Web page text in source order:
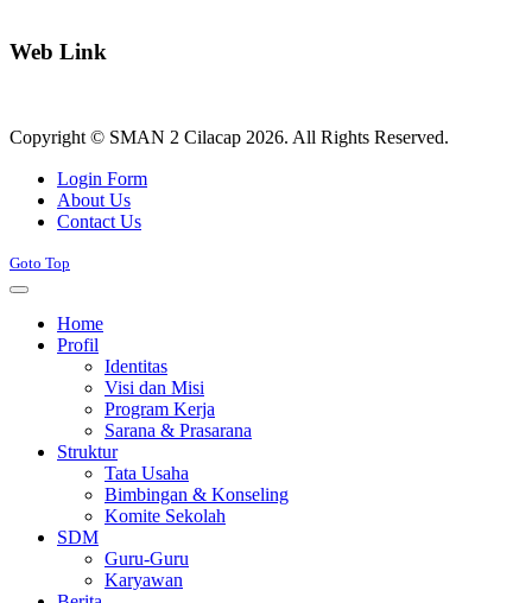
Web Link
Copyright © SMAN 2 Cilacap 2026. All Rights Reserved.
Login Form
About Us
Contact Us
Goto Top
Home
Profil
Identitas
Visi dan Misi
Program Kerja
Sarana & Prasarana
Struktur
Tata Usaha
Bimbingan & Konseling
Komite Sekolah
SDM
Guru-Guru
Karyawan